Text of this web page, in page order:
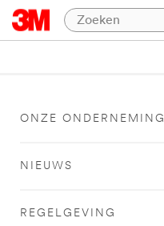
ONZE ONDERNEMING
NIEUWS
REGELGEVING